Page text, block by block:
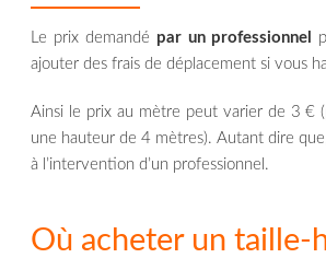
Le prix demandé par un professionnel
ajouter des frais de déplacement si vous
Ainsi le prix au mètre peut varier de 3 €
une hauteur de 4 mètres). Autant dire
à l’intervention d’un professionnel.
Où acheter un taille-